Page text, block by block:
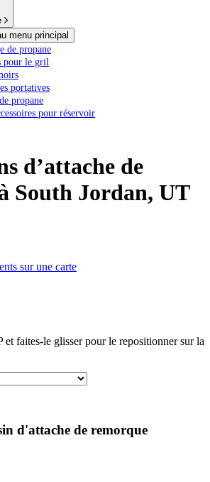
menu principal
de propane
pour le gril
portatives
propane
pour réservoir
d’attache de
South Jordan, UT
sur une carte
faites-le glisser pour le repositionner sur la
d'attache de remorque